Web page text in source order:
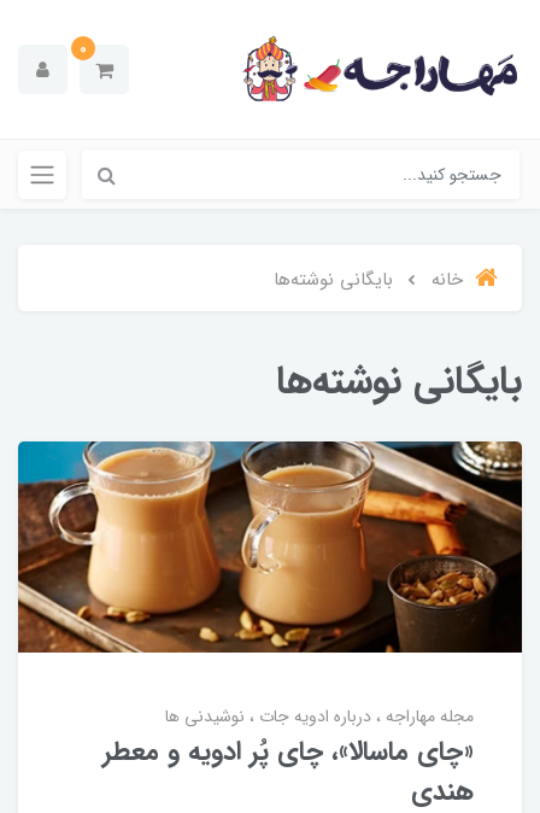
0
خانه بایگانی نوشته‌ها
بایگانی نوشته‌ها
مجله مهاراجه درباره ادویه جات نوشیدنی ها
«چای ماسالا»، چای پُر ادویه و معطر
هندی